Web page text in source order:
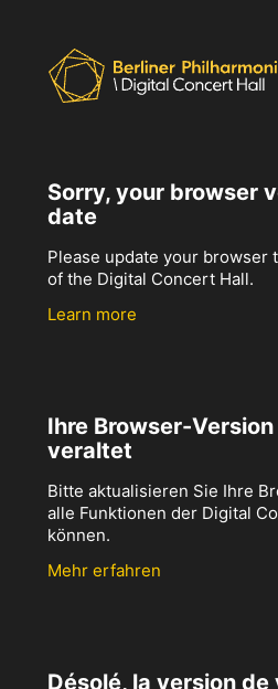
Sorry, your browser
date
Please update your browser
of the Digital Concert Hall.
Learn more
Ihre Browser-
veraltet
Bitte aktualisieren Sie Ihre
alle Funktionen der Digital
können.
Mehr erfahren
Désolé, la version de